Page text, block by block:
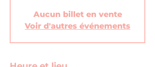
Aucun billet en vente
Voir d'autres événements